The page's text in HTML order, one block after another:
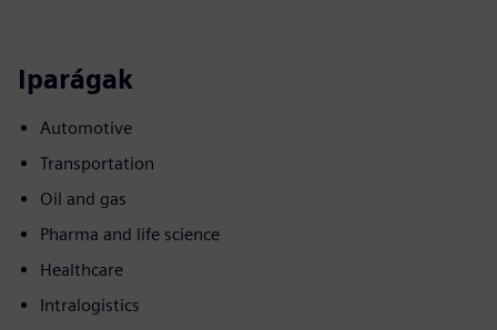
Iparágak
Automotive
Transportation
Oil and gas
Pharma and life science
Healthcare
Intralogistics